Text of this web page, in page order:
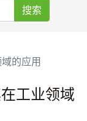
搜索
的应用
工业领域